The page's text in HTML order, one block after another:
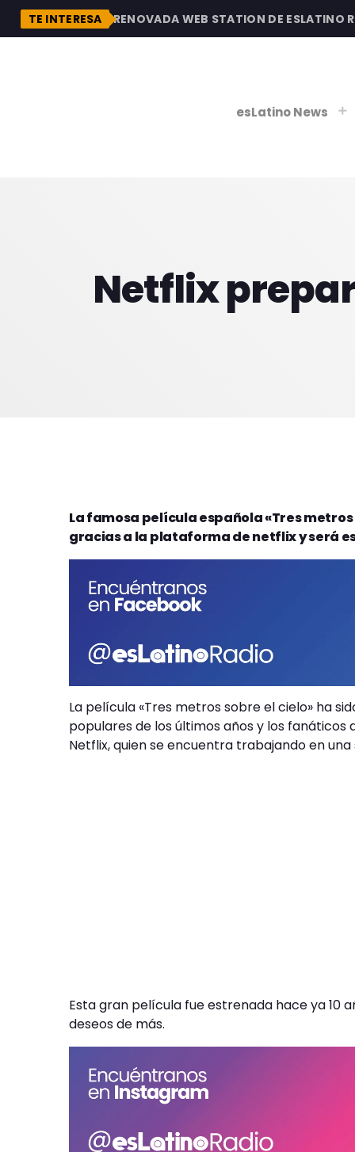
TE INTERESA
DESCUBRE LA RENOVADA WEB STATION DE ESLATINO
esLatino News
Netflix
La famosa película española «Tres
gracias a la plataforma de netflix y será
La película «Tres metros sobre el cielo» ha
populares de los últimos años y los
Netflix, quien se encuentra trabajando en una
Esta gran película fue estrenada hace ya 10
deseos de más.